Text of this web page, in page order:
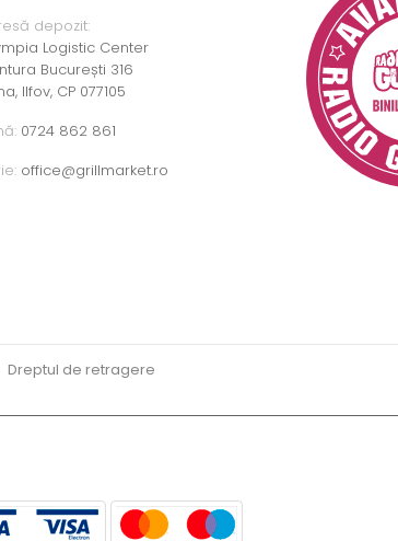
depozit:
Logistic Center
București 316
Ilfov, CP 077105
0724 862 861
office@grillmarket.ro
Dreptul de retragere